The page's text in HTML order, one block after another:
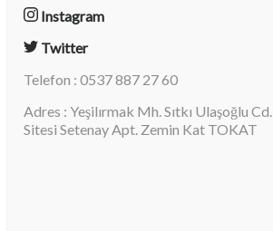
Instagram
Twitter
Telefon : 0537 887 27 60
Adres : Yeşilırmak Mh. Sıtkı Ulaşoğlu
Sitesi Setenay Apt. Zemin Kat TOKAT